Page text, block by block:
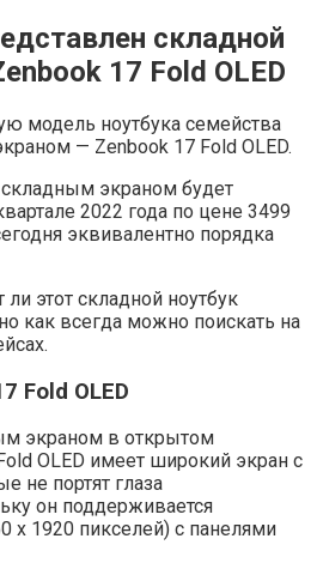
складной
17 Fold OLED
модель ноутбука семейства
— Zenbook 17 Fold OLED.
экраном будет
2022 года по цене 3499
эквивалентно порядка
этот складной ноутбук
как всегда можно поискать на
Fold OLED
экраном в открытом
OLED имеет широкий экран с
не портят глаза
он поддерживается
x 1920 пикселей) с панелями